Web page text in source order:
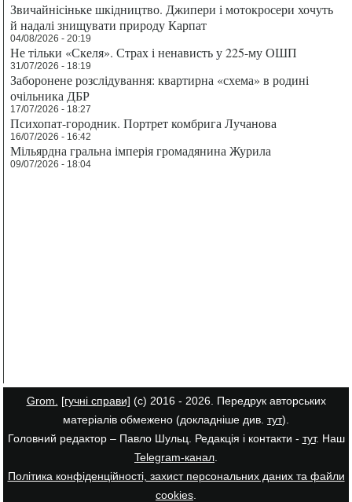
Звичайнісіньке шкідництво. Джипери і мотокросери хочуть
й надалі знищувати природу Карпат
04/08/2026 - 20:19
Не тільки «Скеля». Страх і ненависть у 225-му ОШП
31/07/2026 - 18:19
Заборонене розслідування: квартирна «схема» в родині
очільника ДБР
17/07/2026 - 18:27
Психопат-городник. Портрет комбрига Лучанова
16/07/2026 - 16:42
Мільярдна гральна імперія громадянина Журила
09/07/2026 - 18:04
Grom. [гучні справи] (с) 2016 - 2026. Передрук авторських
матеріалів обмежено (докладніше див. тут).
Головний редактор – Павло Шульц. Редакція і контакти - тут. Наш
Telegram-канал
Політика конфіденційності, захист персональних даних та файли
cookies